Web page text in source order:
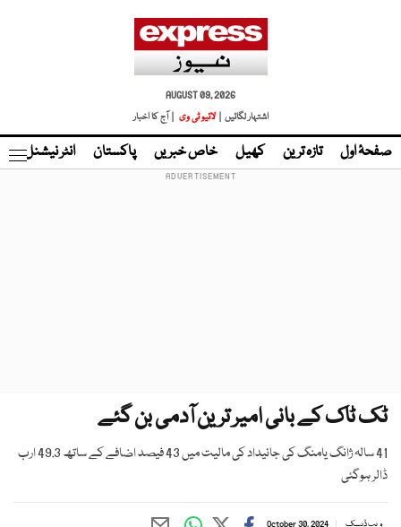
AUGUST 09, 2026
اشتہار لگائیں |
لائیو ٹی وی | آج کا اخبار
صفحۂ اول تازہ ترین کھیل خاص خبریں پاکستان انٹر نیشنل
ٹک ٹاک کے بانی امیر ترین آدمی بن گئے
41 سالہ ژانگ یامنگ کی جائیداد کی مالیت میں 43 فیصد اضافے کے ساتھ 49.3 ارب
ڈالر ہوگئی
ویب ڈیسک October 30, 2024